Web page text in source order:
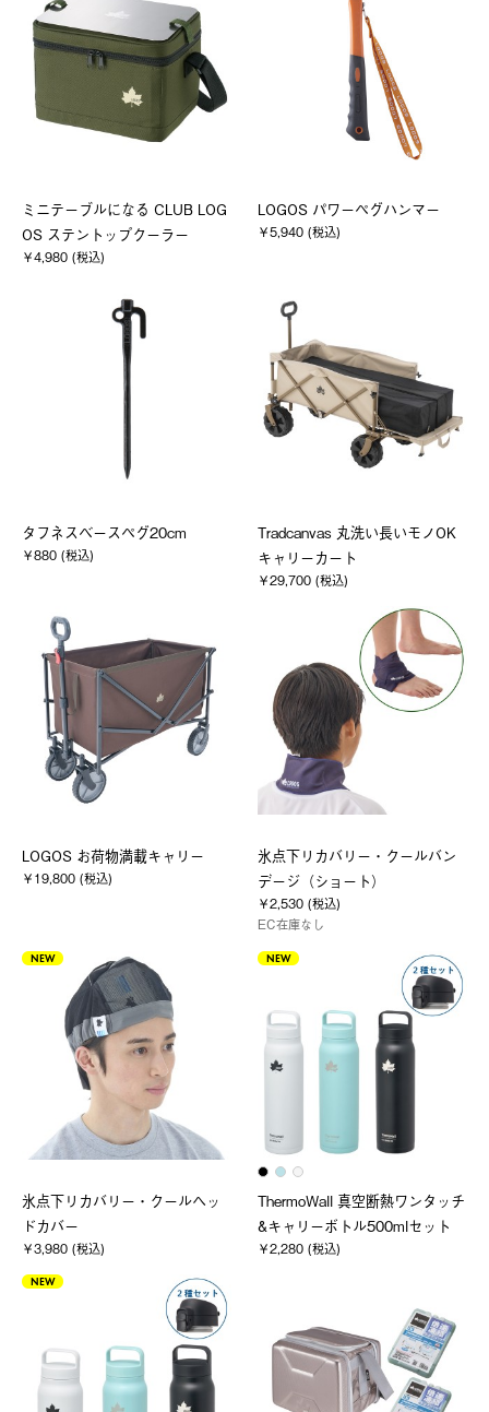
ミニテーブルになる CLUB LOG
OS ステントップクーラー
￥4,980 (税込)
LOGOS パワーペグハンマー
￥5,940 (税込)
タフネスベースペグ20cm
￥880 (税込)
Tradcanvas 丸洗い長いモノOK
キャリーカート
￥29,700 (税込)
LOGOS お荷物満載キャリー
￥19,800 (税込)
氷点下リカバリー・クールバン
デージ（ショート）
￥2,530 (税込)
EC在庫なし
NEW
氷点下リカバリー・クールヘッ
ドカバー
￥3,980 (税込)
NEW
ThermoWall 真空断熱ワンタッチ
&キャリーボトル500mlセット
￥2,280 (税込)
NEW